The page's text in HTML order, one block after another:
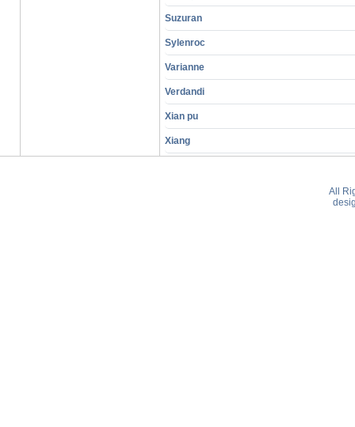
Suzuran
Sylenroc
Varianne
Verdandi
Xian pu
Xiang
All